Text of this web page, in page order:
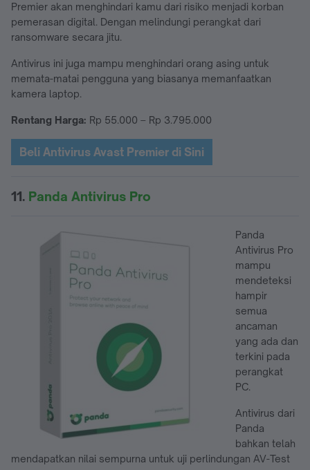
Premier akan menghindari kamu dari risiko menjadi korban
pemerasan digital. Dengan melindungi perangkat dari
ransomware secara jitu.
Antivirus ini juga mampu menghindari orang asing untuk
memata-matai pengguna yang biasanya memanfaatkan
kamera laptop.
Rentang Harga: Rp 55.000 – Rp 3.795.000
Beli Antivirus Avast Premier di Sini
11. Panda Antivirus Pro
Panda
Antivirus Pro
mampu
mendeteksi
hampir
semua
ancaman
yang ada dan
terkini pada
perangkat
PC.
Antivirus dari
Panda
bahkan telah
mendapatkan nilai sempurna untuk uji perlindungan AV-Test